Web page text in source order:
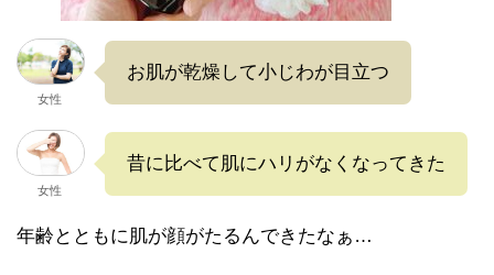
女性
お肌が乾燥して小じわが目立つ
女性
昔に比べて肌にハリがなくなってきた
年齢とともに肌が顔がたるんできたなぁ…